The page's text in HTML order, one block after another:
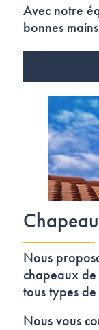
Avec notre
bonnes
Nous
chapeaux
tous types
Nous vous